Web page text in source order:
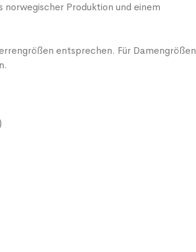
Produktion und einem
entsprechen. Für Damengrößen